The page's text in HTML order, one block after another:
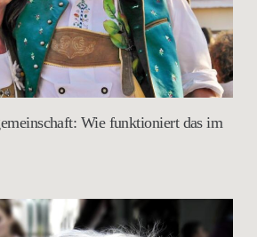
Wie funktioniert das im